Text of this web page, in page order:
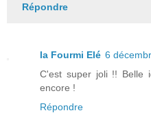
Répondre
la Fourmi Elé 6
C'est super joli !! Belle
encore !
Répondre